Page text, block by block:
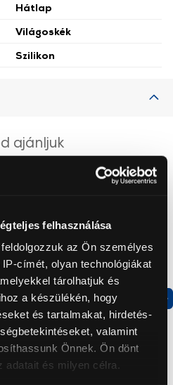
felhasználása
feldolgozzuk az Ön személyes
címét, olyan technológiákat
tárolhatjuk és
a készülékén, hogy
és tartalmakat, hirdetés-
valamint
Önnek. Ön dönt
adatait és milyen célra.
Hátlap
Világoskék
Szilikon
ajánljuk
Termék adatlap
Gorenje N619EAXL4